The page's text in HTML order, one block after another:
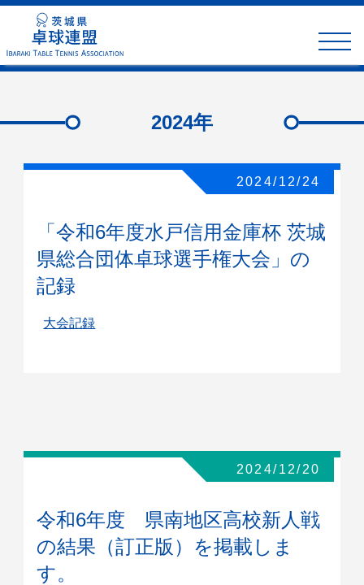
toggle
2024年
「令和6年度水戸信用金庫杯 茨城
県総合団体卓球選手権大会」の
記録
2024/12/24
大会記録
令和6年度 県南地区高校新人戦
の結果（訂正版）を掲載しま
す。
2024/12/20